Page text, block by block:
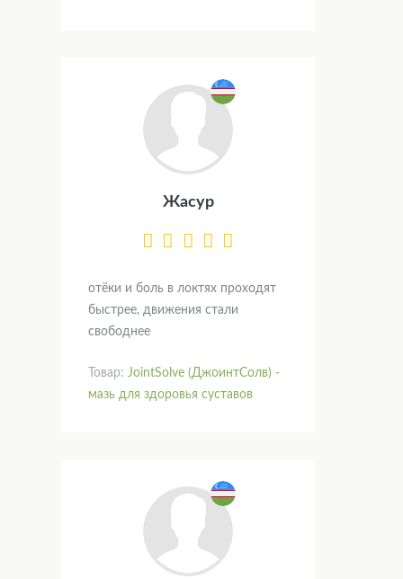
Жасур
отёки и боль в локтях проходят
быстрее, движения стали
свободнее
Товар: JointSolve (ДжоинтСолв) -
мазь для здоровья суставов